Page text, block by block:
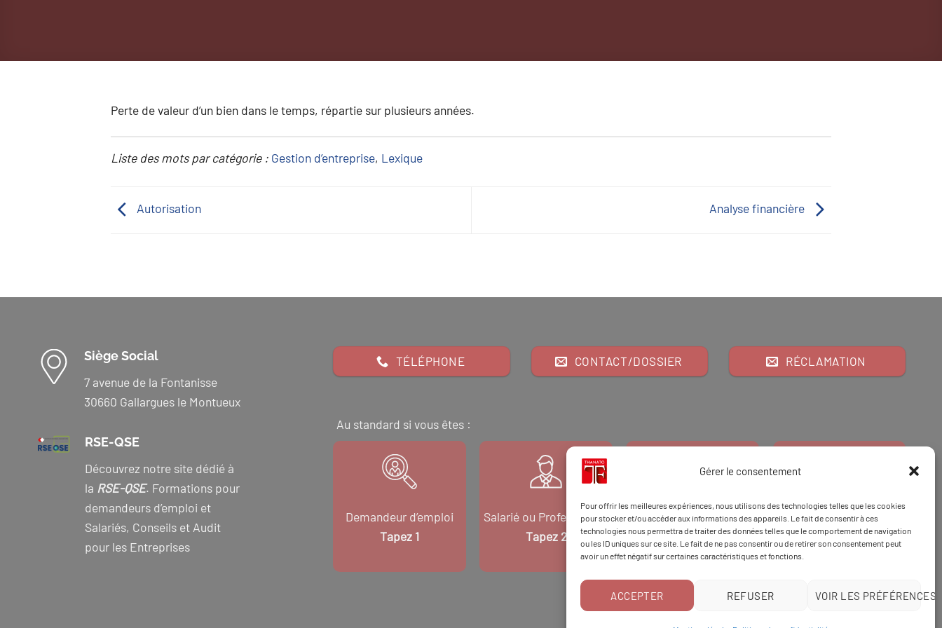
Gérer le consentement
Pour offrir les meilleures expériences, nous utilisons des technologies telles que les cookies
pour stocker et/ou accéder aux informations des appareils. Le fait de consentir à ces
technologies nous permettra de traiter des données telles que le comportement de navigation
ou les ID uniques sur ce site. Le fait de ne pas consentir ou de retirer son consentement peut
avoir un effet négatif sur certaines caractéristiques et fonctions.
ACCEPTER REFUSER VOIR LES PRÉFÉRENCES
Perte de valeur d’un bien dans le temps, répartie sur plusieurs années.
Liste des mots par catégorie : Gestion d’entreprise, Lexique
Autorisation Analyse financière
Siège Social
7 avenue de la Fontanisse
30660 Gallargues le Montueux
RSE-QSE
Découvrez notre site dédié à
la RSE-QSE. Formations pour
demandeurs d’emploi et
Salariés, Conseils et Audit
pour les Entreprises
TÉLÉPHONE CONTACT/DOSSIER RÉCLAMATION
Au standard si vous êtes :
Demandeur d’emploi
Tapez 1
Salarié ou Professionnel
Tapez 2
Financeur
Tapez 3
EtTapez 98pour
une formation